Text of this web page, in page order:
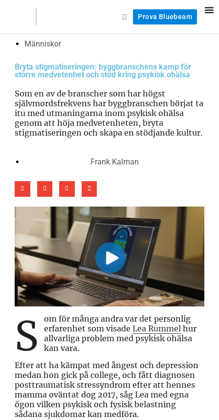
Prova Bluebeam
Människor
Bryta stigmatiseringen: byggbranschens kamp för
större medvetenhet och stöd kring psykisk ohälsa
Som en av de branscher som har högst
självmordsfrekvens har byggbranschen börjat ta
itu med utmaningarna inom psykisk ohälsa
genom att höja medvetenheten, bryta
stigmatiseringen och skapa en stödjande kultur.
Frank Kalman
S
om för många andra var det personlig
erfarenhet som visadeLea Rummel hur
allvarliga problem med psykisk ohälsa
kan vara.
Efter att ha kämpat med ångest och depression
medan hon gick på college, och fått diagnosen
posttraumatisk stressyndrom efter att hennes
mamma oväntat dog 2017, såg Lea med egna
ögon vilken psykisk och fysisk belastning
sådana sjukdomar kan medföra.